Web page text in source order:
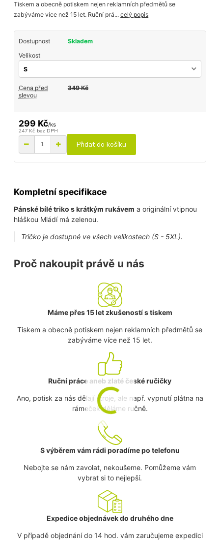
Tiskem a obecně potiskem nejen reklamních předmětů se
zabýváme více než 15 let. Ruční prá...celý popis
Dostupnost
Skladem
Velikost
Cena před
slevou
349 Kč
299 Kč/ks
247 Kč bez DPH
Přidat do košíku
Kompletní specifikace
Pánské bílé triko s krátkým rukávem a originální vtipnou
hláškou Mládí má zelenou.
Tričko je dostupné ve všech velikostech (S - 5XL).
Proč nakoupit právě u nás
Máme přes 15 let zkušeností s tiskem
Tiskem a obecně potiskem nejen reklamních předmětů se
zabýváme více než 15 let.
Ruční práce aneb zlaté české ručičky
Ano, potisk za nás dělají stroje, ale např. vypnutí plátna na
rámeček děláme ručně.
S výběrem vám rádi poradíme po telefonu
Nebojte se nám zavolat, nekoušeme. Pomůžeme vám
vybrat si to nejlepší.
Expedice objednávek do druhého dne
V případě objednání do 14 hod. vám zaručujeme expedici